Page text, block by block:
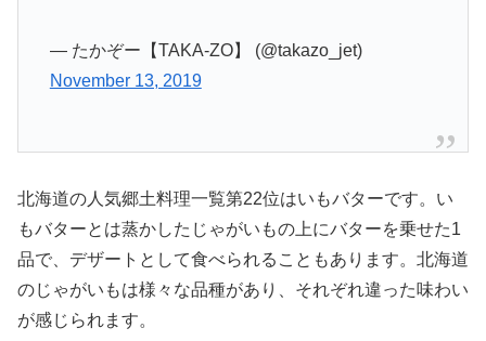
— たかぞー【TAKA-ZO】 (@takazo_jet)
November 13, 2019
北海道の人気郷土料理一覧第22位はいもバターです。い
もバターとは蒸かしたじゃがいもの上にバターを乗せた1
品で、デザートとして食べられることもあります。北海道
のじゃがいもは様々な品種があり、それぞれ違った味わい
が感じられます。